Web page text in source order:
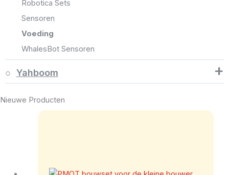
Robotica Sets
Sensoren
Voeding
WhalesBot Sensoren
Yahboom +
Nieuwe Producten